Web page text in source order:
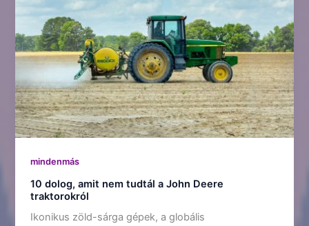
mindenmás
10 dolog, amit nem tudtál a John Deere
traktorokról
Ikonikus zöld-sárga gépek, a globális